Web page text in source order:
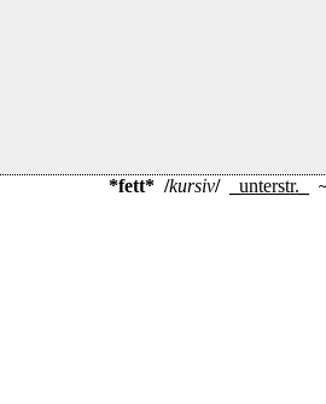
*fett* /kursiv/ unterstr. ~